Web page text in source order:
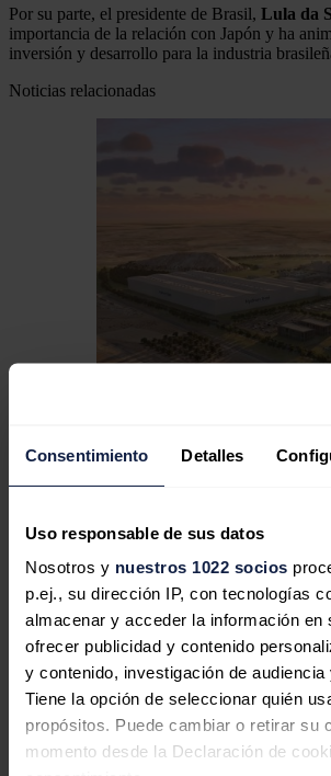
Consentimiento Detalles
Uso responsable de sus datos
Nosotros y nuestros 1022 socios
p.ej., su dirección IP, con tecnologías
almacenar y acceder la información en
ofrecer publicidad y contenido
y contenido, investigación de
Tiene la opción de seleccionar quién
propósitos. Puede cambiar o retirar su
momento desde la Declaración de
Por su parte, el presidente de Brasil, Lula da
importancia de la relación con Japón y ha
inversión y desarrollo para la industria
Noticias relacionadas
Hydnum Steel logra un
de inversión de Cofides
millones para la planta
'verde'
Redacción05/08/2026